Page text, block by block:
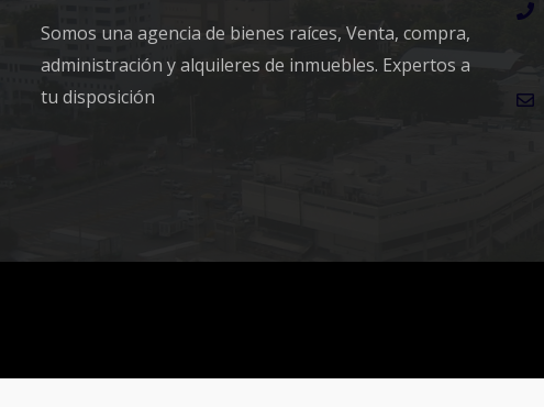
Somos una agencia de bienes raíces, Venta, compra,
administración y alquileres de inmuebles. Expertos a
tu disposición